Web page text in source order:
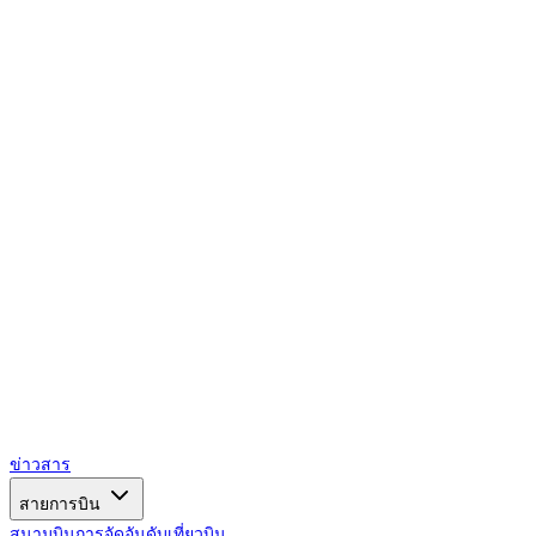
ข่าวสาร
สายการบิน